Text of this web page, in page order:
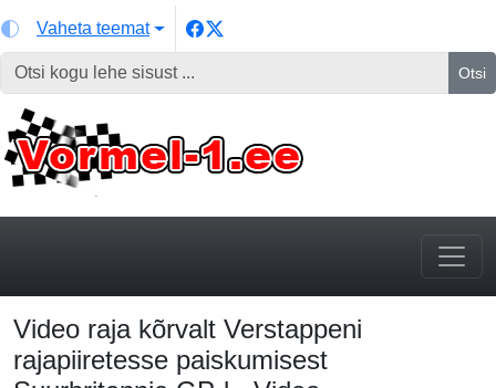
Vaheta teemat
Otsi
Video raja kõrvalt Verstappeni
rajapiiretesse paiskumisest